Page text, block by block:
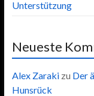
Unterstützung
Neueste
Alex Zarakizu Der
Hunsrück